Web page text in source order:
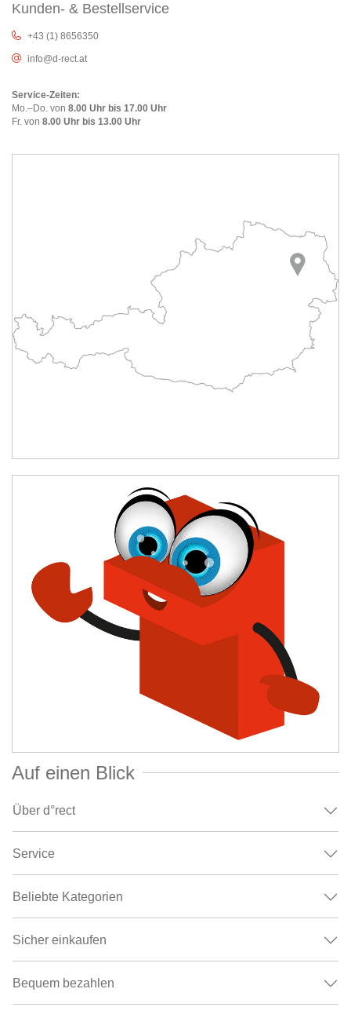
Kunden- & Bestellservice
+43 (1) 8656350
info@d-rect.at
Service-Zeiten:
Mo.–Do. von 8.00 Uhr bis 17.00 Uhr
Fr. von 8.00 Uhr bis 13.00 Uhr
Auf einen Blick
Über d°rect
Service
Beliebte Kategorien
Sicher einkaufen
Bequem bezahlen